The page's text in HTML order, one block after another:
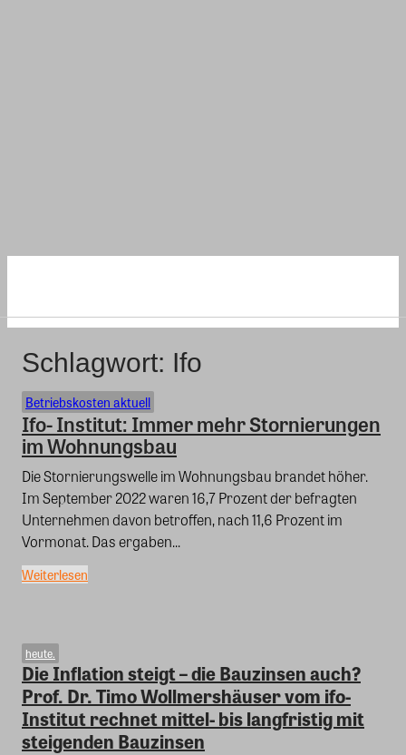
Schlagwort: Ifo
Betriebskosten aktuell
Ifo- Institut: Immer mehr Stornierungen
im Wohnungsbau
Die Stornierungswelle im Wohnungsbau brandet höher.
Im September 2022 waren 16,7 Prozent der befragten
Unternehmen davon betroffen, nach 11,6 Prozent im
Vormonat. Das ergaben...
Weiterlesen
heute.
Die Inflation steigt – die Bauzinsen auch?
Prof. Dr. Timo Wollmershäuser vom ifo-
Institut rechnet mittel- bis langfristig mit
steigenden Bauzinsen